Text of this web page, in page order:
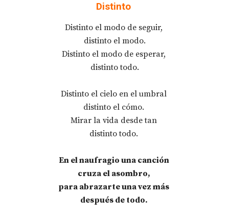
Distinto
Distinto el modo de seguir,
distinto el modo.
Distinto el modo de esperar,
distinto todo.
Distinto el cielo en el umbral
distinto el cómo.
Mirar la vida desde tan
distinto todo.
En el naufragio una canción
cruza el asombro,
para abrazarte una vez más
después de todo.